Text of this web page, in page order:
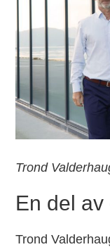
Trond
En del
Trond